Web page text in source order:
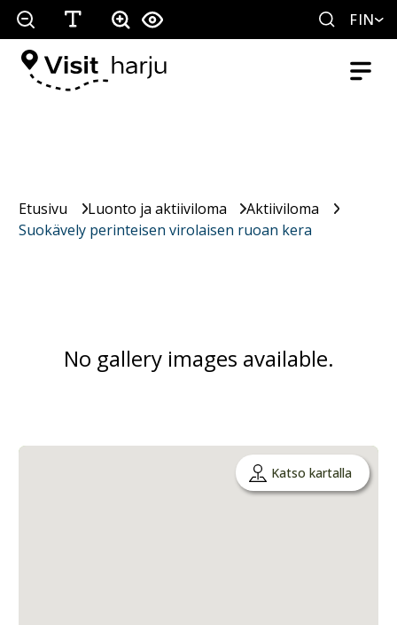
FIN
Etusivu Luonto ja aktiiviloma
Aktiiviloma
Suokävely perinteisen virolaisen ruoan kera
No gallery images available.
Katso kartalla